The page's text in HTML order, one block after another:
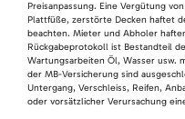
Preisanpassung. Eine Vergütung
Plattfüße, zerstörte Decken haftet
beachten. Mieter und Abholer
Rückgabeprotokoll ist Bestandteil
Wartungsarbeiten Öl, Wasser
der MB-Versicherung sind
Untergang, Verschleiss, Reifen,
oder vorsätzlicher Verursachung